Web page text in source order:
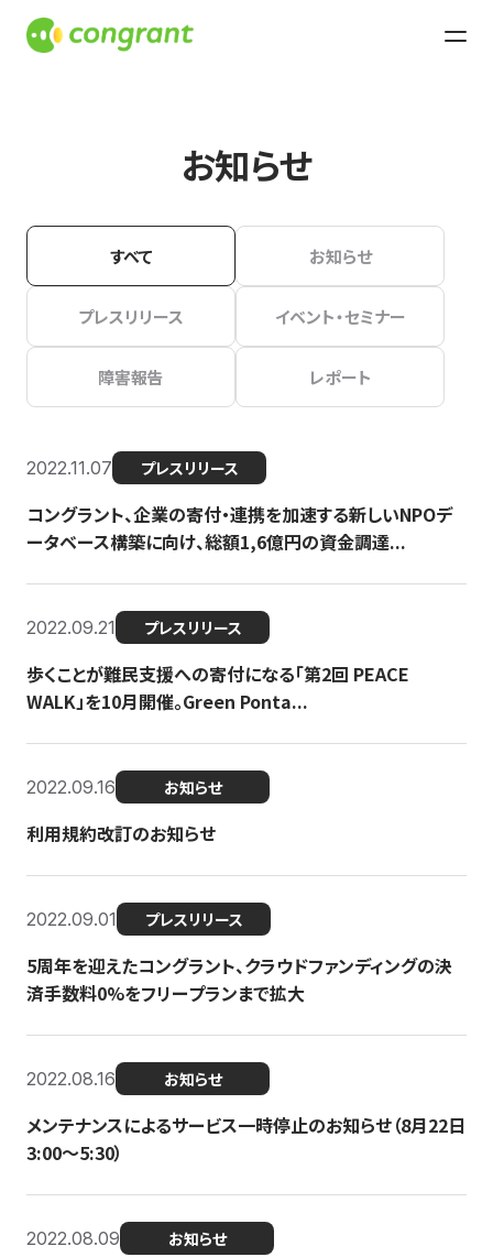
お知らせ
すべて お知らせ
プレスリリース イベント・セミナー
障害報告 レポート
2022.11.07 プレスリリース
コングラント、企業の寄付・連携を加速する新しいNPOデ
ータベース構築に向け、総額1,6億円の資金調達...
2022.09.21 プレスリリース
歩くことが難民支援への寄付になる「第2回 PEACE
WALK」を10月開催。Green Ponta...
2022.09.16 お知らせ
利用規約改訂のお知らせ
2022.09.01 プレスリリース
5周年を迎えたコングラント、クラウドファンディングの決
済手数料0%をフリープランまで拡大
2022.08.16 お知らせ
メンテナンスによるサービス一時停止のお知らせ（8月22日
3:00〜5:30）
2022.08.09 お知らせ